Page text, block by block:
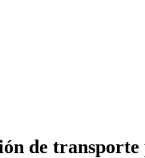
de